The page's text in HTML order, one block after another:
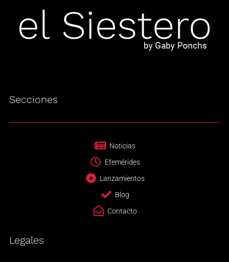
Secciones
Noticias
Efemérides
Lanzamientos
Blog
Contacto
Legales